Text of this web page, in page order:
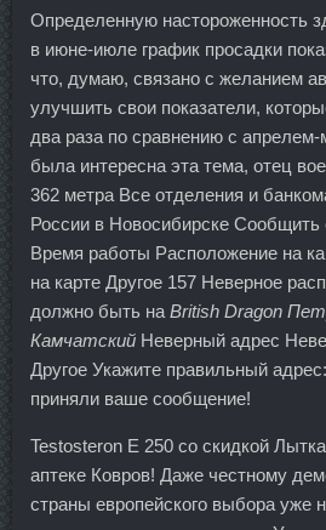
Определенную настороженность
в июне-июле график просадки
что, думаю, связано с желанием
улучшить свои показатели,
два раза по сравнению с
была интересна эта тема, отец
362 метра Все отделения и
России в Новосибирске
Время работы Расположение на
на карте Другое 157 Неверное
должно быть на British Dragon
Камчатский Неверный адрес
Другое Укажите правильный
приняли ваше сообщение!
Testosteron E 250 со скидкой
аптеке Ковров! Даже честному
страны европейского выбора уже